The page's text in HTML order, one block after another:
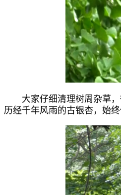
大家仔细清理树周杂草
历经千年风雨的古银杏，始